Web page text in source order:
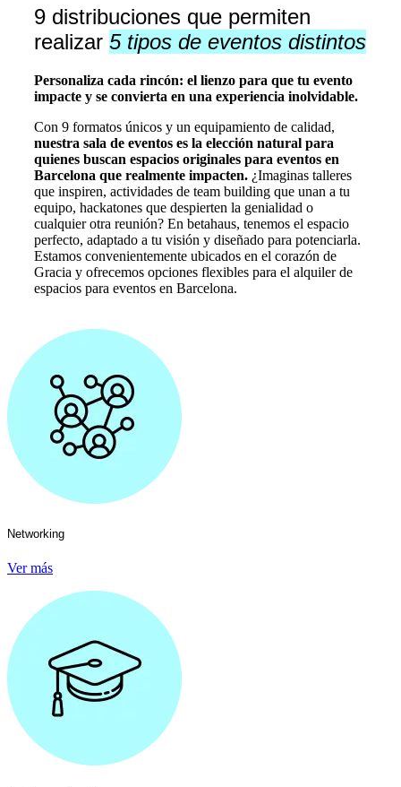
9 distribuciones que permiten
realizar 5 tipos de eventos distintos
Personaliza cada rincón: el lienzo para que tu evento
impacte y se convierta en una experiencia inolvidable.
Con 9 formatos únicos y un equipamiento de calidad,
nuestra sala de eventos es la elección natural para
quienes buscan espacios originales para eventos en
Barcelona que realmente impacten. ¿Imaginas talleres
que inspiren, actividades de team building que unan a tu
equipo, hackatones que despierten la genialidad o
cualquier otra reunión? En betahaus, tenemos el espacio
perfecto, adaptado a tu visión y diseñado para potenciarla.
Estamos convenientemente ubicados en el corazón de
Gracia y ofrecemos opciones flexibles para el alquiler de
espacios para eventos en Barcelona.
Networking
Ver más